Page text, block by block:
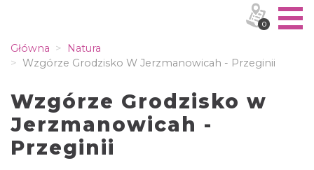
Główna
Natura
Wzgórze Grodzisko W Jerzmanowicah - Przeginii
Wzgórze Grodzisko w
Jerzmanowicah -
Przeginii
0